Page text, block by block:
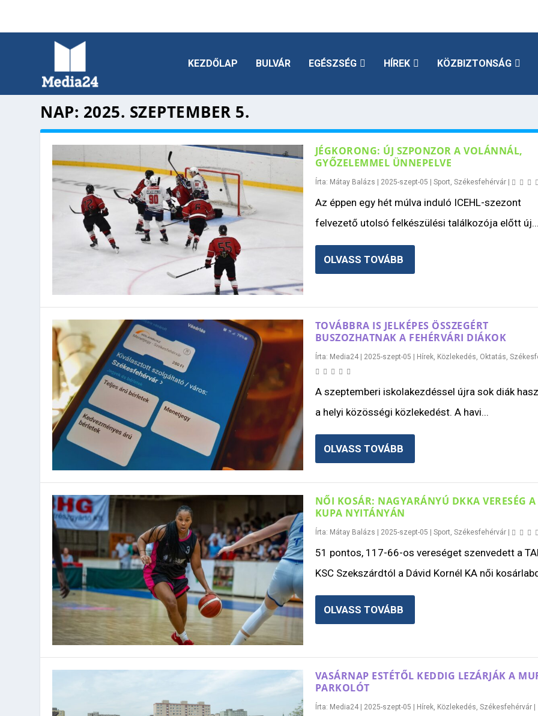
KEZDŐLAP BULVÁR EGÉSZSÉG HÍREK KÖZBIZTONSÁG
NAP: 2025. SZEPTEMBER 5.
JÉGKORONG: ÚJ SZPONZOR A VOLÁNNÁL,
GYŐZELEMMEL ÜNNEPELVE
Írta: Mátay Balázs 2025-szept-05 Sport, Székesfehérvár|
Az éppen egy hét múlva induló ICEHL-szezont
felvezető utolsó felkészülési találkozója előtt
OLVASS TOVÁBB
TOVÁBBRA IS JELKÉPES ÖSSZEGÉRT
BUSZOZHATNAK A FEHÉRVÁRI DIÁKOK
Írta: Media24| 2025-szept-05 Hírek, Közlekedés, Oktatás,
A szeptemberi iskolakezdéssel újra sok diák
a helyi közösségi közlekedést. A havi...
OLVASS TOVÁBB
NŐI KOSÁR: NAGYARÁNYÚ DKKA VERESÉG
KUPA NYITÁNYÁN
Írta: Mátay Balázs | 2025-szept-05 | Sport, Székesfehérvár|
51 pontos, 117-66-os vereséget szenvedett a
KSC Szekszárdtól a Dávid Kornél KA női
OLVASS TOVÁBB
VASÁRNAP ESTÉTŐL KEDDIG LEZÁRJÁK A
PARKOLÓT
Írta: Media24| 2025-szept-05 Hírek, Közlekedés, Székesfehérvár|